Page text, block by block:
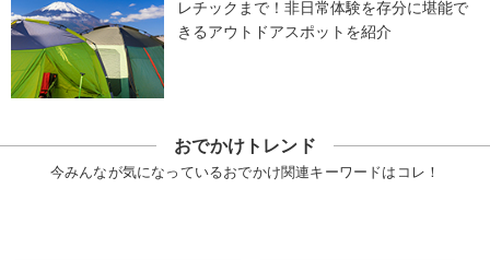
レチックまで！非日常体験を存分に堪能で
きるアウトドアスポットを紹介
おでかけトレンド
今みんなが気になっているおでかけ関連キーワードはコレ！